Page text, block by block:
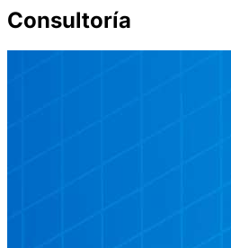
Consultoría